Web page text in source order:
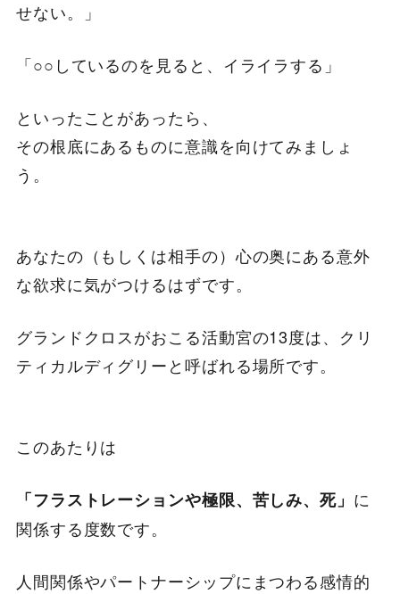
せない。」
「○○しているのを見ると、イライラする」
といったことがあったら、
その根底にあるものに意識を向けてみましょ
う。
あなたの（もしくは相手の）心の奥にある意外
な欲求に気がつけるはずです。
グランドクロスがおこる活動宮の13度は、クリ
ティカルディグリーと呼ばれる場所です。
このあたりは
「フラストレーションや極限、苦しみ、死」 に
関係する度数です。
人間関係やパートナーシップにまつわる感情的